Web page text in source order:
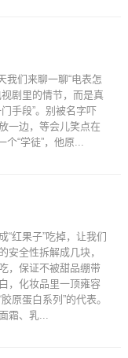
我们来聊一聊“电表怎
剧里的情节，而是真
手段”。别被名字吓
一边，等会儿笑点在
个“学徒”，他原...
“红果子”吃掉，让我们
安全性拆解成几块，
，保证不被甜品绷带
，化妆品里一顶雍容
原蛋白系列”的代表。
霜、乳...